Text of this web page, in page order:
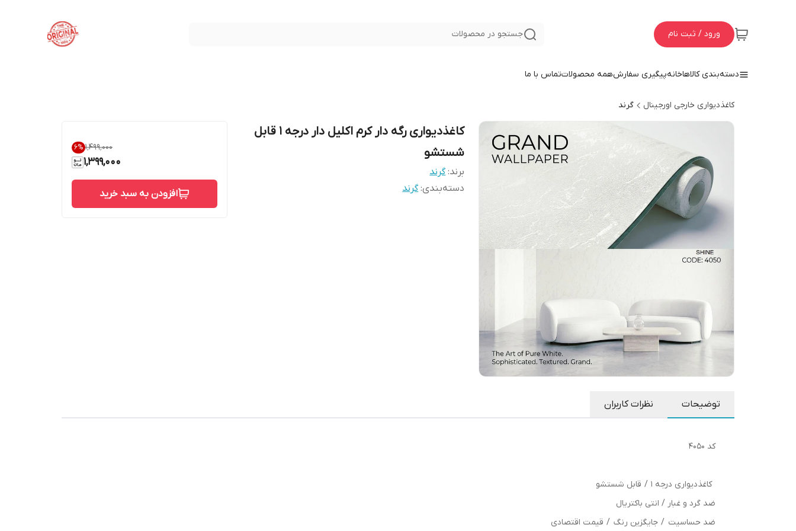
ورود / ثبت نام جستجو در محصولات
دسته‌بندی کالاهاخانهپیگیری سفارشهمه محصولاتتماس با ما
کاغذدیواری خارجی اورجینال گرند
کاغذدیواری رگه دار کرم اکلیل دار درجه 1 قابل
شستشو
برند: گرند
دسته‌بندی:گرند
۱٬۴۹۹٬۰۰۰ 6%
1,399,000
افزودن به سبد خرید
توضیحات نظرات کاربران
کد 4050
کاغذدیواری درجه 1 / قابل شستشو
ضد گرد و غبار / انتی باکتریال
ضد حساسیت / جایگزین رنگ / قیمت اقتصادی